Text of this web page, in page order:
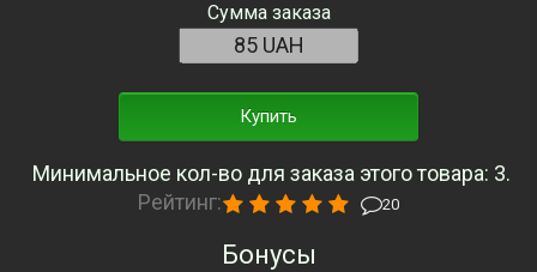
Сумма заказа
Купить
Минимальное кол-во для заказа этого товара: 3.
Рейтинг:
20
Бонусы